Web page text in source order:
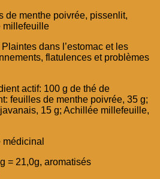
de menthe poivrée, pissenlit,
millefeuille
dans l’estomac et les
flatulences et problèmes
actif: 100 g de thé de
feuilles de menthe poivrée, 35 g;
15 g; Achillée millefeuille,
= 21,0g, aromatisés